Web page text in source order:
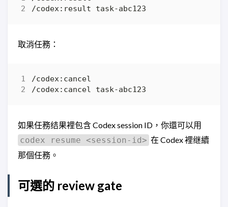
取消任務：
如果任務结果裡包含 Codex session ID，你還可以用
codex resume <session-id> 在 Codex 裡继續
那個任務。
可選的 review gate